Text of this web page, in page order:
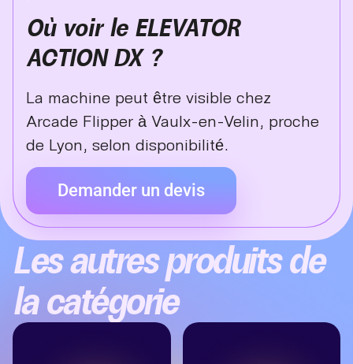
Où voir le ELEVATOR
ACTION DX ?
La machine peut être visible chez
Arcade Flipper à Vaulx-en-Velin, proche
de Lyon, selon disponibilité.
Demander un devis
Les autres produits de
la catégorie